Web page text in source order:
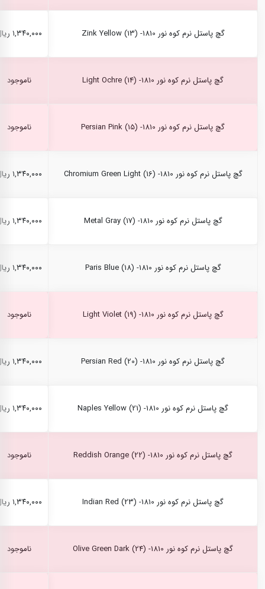
گچ پاستل نرم کوه نور Zink Yellow (13) -1810 ۱,۳۴۰,۰۰۰ ریال
گچ پاستل نرم کوه نور Light Ochre (14) -1810 ناموجود
گچ پاستل نرم کوه نور Persian Pink (15) -1810 ناموجود
گچ پاستل نرم کوه نور Chromium Green Light (16) -1810 ۱,۳۴۰,۰۰۰ ریال
گچ پاستل نرم کوه نور Metal Gray (17) -1810 ۱,۳۴۰,۰۰۰ ریال
گچ پاستل نرم کوه نور Paris Blue (18) -1810 ۱,۳۴۰,۰۰۰ ریال
گچ پاستل نرم کوه نور Light Violet (19) -1810 ناموجود
گچ پاستل نرم کوه نور Persian Red (20) -1810 ۱,۳۴۰,۰۰۰ ریال
گچ پاستل نرم کوه نور Naples Yellow (21) -1810 ۱,۳۴۰,۰۰۰ ریال
گچ پاستل نرم کوه نور Reddish Orange (22) -1810 ناموجود
گچ پاستل نرم کوه نور Indian Red (23) -1810 ۱,۳۴۰,۰۰۰ ریال
گچ پاستل نرم کوه نور Olive Green Dark (24) -1810 ناموجود